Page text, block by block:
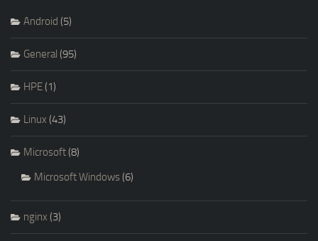
Android (5)
General (95)
HPE(1)
Linux (43)
Microsoft(8)
Microsoft Windows(6)
nginx (3)